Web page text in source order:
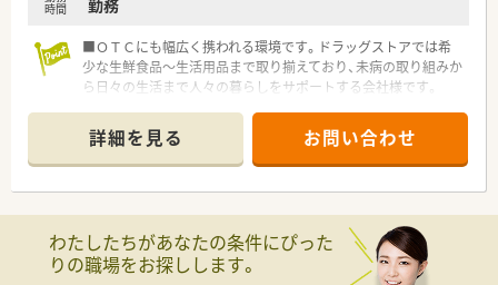
時間 勤務
■ＯＴＣにも幅広く携われる環境です。ドラッグストアでは希
少な生鮮食品～生活用品まで取り揃えており、未病の取り組みか
ら日々の生活まで人々の暮らしをサポートする会社様です。
詳細を見る お問い合わせ
わたしたちがあなたの条件にぴった
りの職場をお探しします。